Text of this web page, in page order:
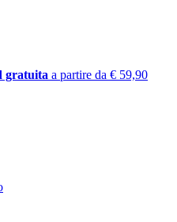
gratuita a partire da € 59,90